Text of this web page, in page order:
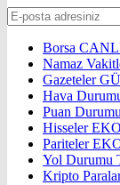
Borsa
Namaz
Gazeteler
Hava
Puan Durumu
Hisseler
Pariteler
Yol Durumu
Kripto